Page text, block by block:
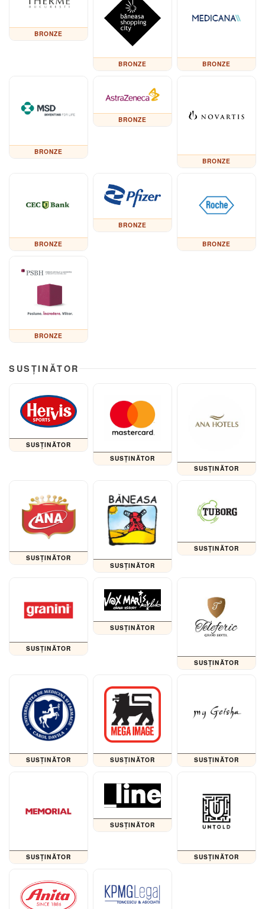
BRONZE
BRONZE BRONZE
BRONZE
BRONZE
BRONZE
BRONZE
BRONZE
BRONZE
BRONZE
SUSȚINĂTOR
SUSȚINĂTOR
SUSȚINĂTOR
SUSȚINĂTOR
SUSȚINĂTOR
SUSȚINĂTOR
SUSȚINĂTOR
SUSȚINĂTOR
SUSȚINĂTOR
SUSȚINĂTOR
SUSȚINĂTOR SUSȚINĂTOR SUSȚINĂTOR
SUSȚINĂTOR
SUSȚINĂTOR
SUSȚINĂTOR